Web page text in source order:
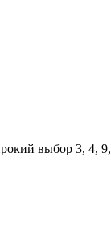
выбор 3, 4,